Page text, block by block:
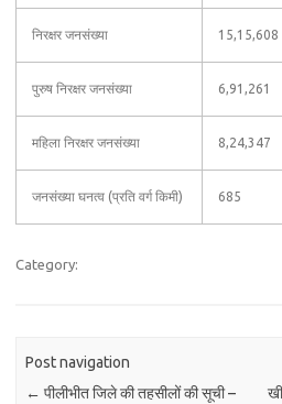
निरक्षर जनसंख्या 15,15,608
पुरुष निरक्षर जनसंख्या 6,91,261
महिला निरक्षर जनसंख्या 8,24,347
जनसंख्या घनत्व (प्रति वर्ग किमी) 685
Category:
Post navigation
← पीलीभीत जिले की तहसीलों की सूची –